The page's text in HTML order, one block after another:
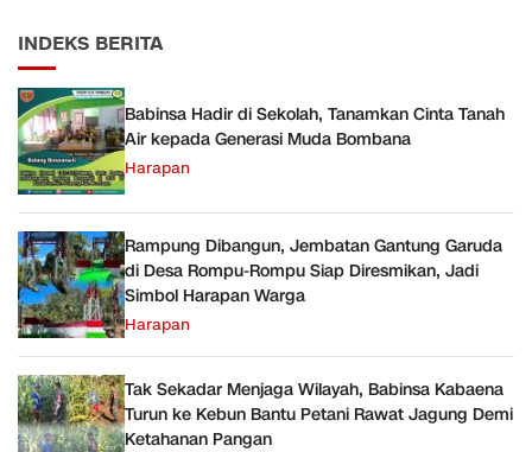
INDEKS BERITA
Babinsa Hadir di Sekolah, Tanamkan Cinta Tanah
Air kepada Generasi Muda Bombana
Harapan
Rampung Dibangun, Jembatan Gantung Garuda
di Desa Rompu-Rompu Siap Diresmikan, Jadi
Simbol Harapan Warga
Harapan
Tak Sekadar Menjaga Wilayah, Babinsa Kabaena
Turun ke Kebun Bantu Petani Rawat Jagung Demi
Ketahanan Pangan